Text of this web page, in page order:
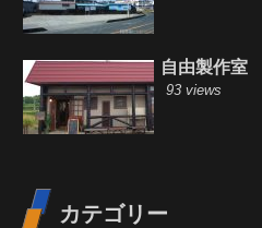
自由製作室
93 views
カテゴリー